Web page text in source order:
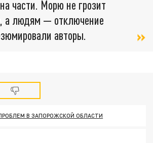
части. Морю не грозит
а людям — отключение
авторы.
В ЗАПОРОЖСКОЙ ОБЛАСТИ